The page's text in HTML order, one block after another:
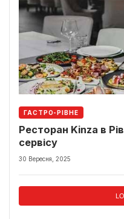
ГАСТРО-РІВНЕ
Ресторан Kinza в
сервісу
30 Вересня, 2025